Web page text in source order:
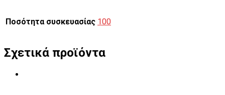
Ποσότητα συσκευασίας 100
Σχετικά προϊόντα